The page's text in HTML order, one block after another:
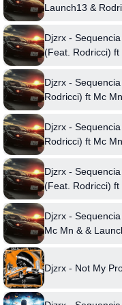
Launch13 &
Djzrx -
(Feat. Rodricci) ft
Djzrx -
Rodricci) ft Mc
Djzrx -
Rodricci) ft Mc
Djzrx -
(Feat. Rodricci) ft
Djzrx -
Mc Mn & &
Djzrx - Not My